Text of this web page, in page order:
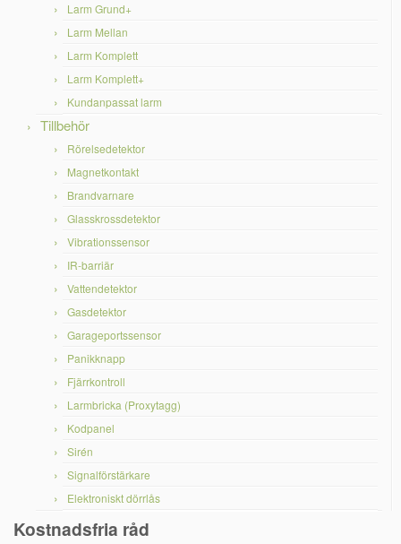
Larm Grund+
Larm Mellan
Larm Komplett
Larm Komplett+
Kundanpassat larm
Tillbehör
Rörelsedetektor
Magnetkontakt
Brandvarnare
Glasskrossdetektor
Vibrationssensor
IR-barriär
Vattendetektor
Gasdetektor
Garageportssensor
Panikknapp
Fjärrkontroll
Larmbricka (Proxytagg)
Kodpanel
Sirén
Signalförstärkare
Elektroniskt dörrlås
Kostnadsfria råd